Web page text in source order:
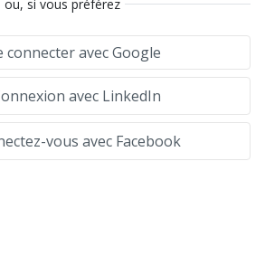
ou, si vous préférez
connecter avec Google
avec LinkedIn
vous avec Facebook